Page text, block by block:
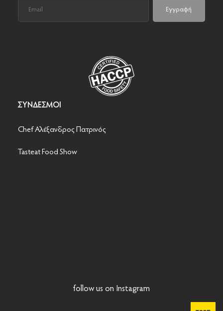
Εγγραφή
ΣΎΝΔΕΣΜΟΙ
Chef Αλέξανδρος Πατρινός
Tasteat Food Show
follow us on Instagram